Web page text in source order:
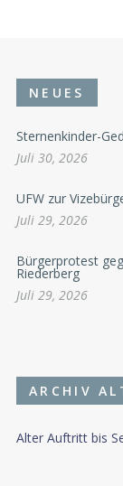
NEUES
Sternenkinder-
Juli 30, 2026
UFW zur
Juli 29, 2026
Bürgerprotest
Riederberg
Juli 29, 2026
ARCHIV
Alter Auftritt bis